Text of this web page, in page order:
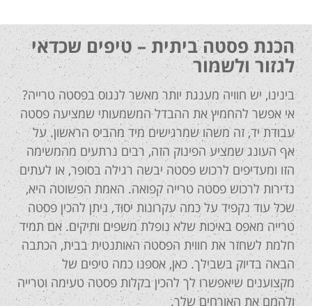
הכנת פסטה ביתית – טיפים שכדאי
לגזור ולשמור
בינינו, יש חוויה מענגת יותר מאשר לנגוס בפסטה טרייה?
אי אפשר להחמיץ את ההבדל המשמעותי שמציעה פסטה
עבודת יד, זה משהו שמרגישים מיד מהביס הראשון. על
אף העונג שמציע הפינוק הזה, רבים נרתעים מהמשימה
הזו ומעדיפים לרכוש פסטה יבשה רגילה בסופר, או לעתים
נדירות לרכוש פסטה טרייה קפואה. האמת הפשוטה היא,
שכל עוד נקפיד על כמה עקרונות יסוד, ניתן להכין פסטה
טרייה מאפס באיכות שלא נופלת משפים ותיקים. אם תמיד
חלמת לשחזר את חווית הפסטה האותנטית בבית, הכתבה
הבאה בדיוק בשבילך. כאן, אספנו כמה טיפים של
מקצוענים שיאפשרו לך להכין בקלות פסטה טעימה וטרייה
ולהמם את האורחים שלך.